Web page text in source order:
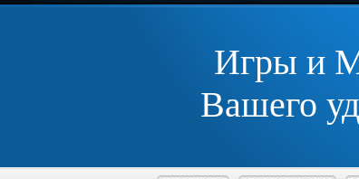
Игры и
Вашего